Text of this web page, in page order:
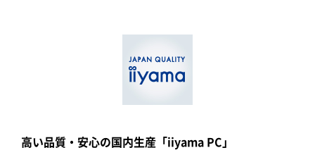
高い品質・安心の国内生産「iiyama PC」